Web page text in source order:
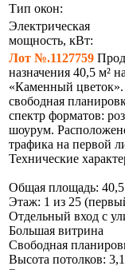
Тип окон:
Электрическая
мощность, кВт:
Лот №.1127759
назначения 40,5 м²
«Каменный
свободная
спектр форматов:
шоурум.
трафика на первой
Технические
Общая площадь: 40,5
Этаж: 1 из 25
Отдельный вход с
Большая витрина
Свободная
Высота потолков: